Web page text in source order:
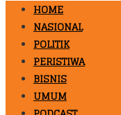
HOME
NASIONAL
POLITIK
PERISTIWA
BISNIS
UMUM